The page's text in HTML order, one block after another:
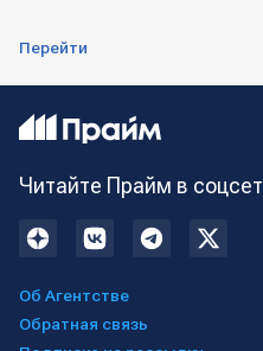
Перейти
Читайте Прайм в
Об Агентстве
Обратная связь